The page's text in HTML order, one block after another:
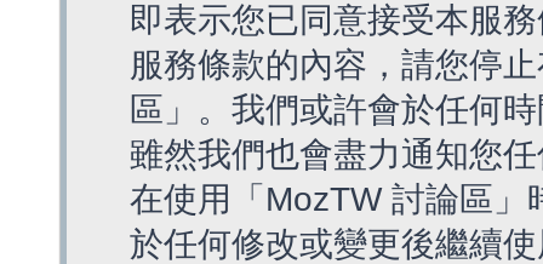
即表示您已同意接受本服
服務條款的內容，請您停
區」。我們或許會於任何
雖然我們也會盡力通知您
在使用「MozTW 討論區
於任何修改或變更後繼續